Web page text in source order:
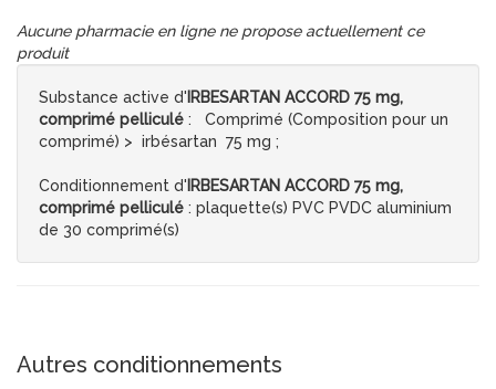
Aucune pharmacie en ligne ne propose actuellement ce
produit
Substance active d' IRBESARTAN ACCORD 75 mg,
comprimé pelliculé : Comprimé (Composition pour un
comprimé) > irbésartan 75 mg ;
Conditionnement d' IRBESARTAN ACCORD 75 mg,
comprimé pelliculé : plaquette(s) PVC PVDC aluminium
de 30 comprimé(s)
Autres conditionnements